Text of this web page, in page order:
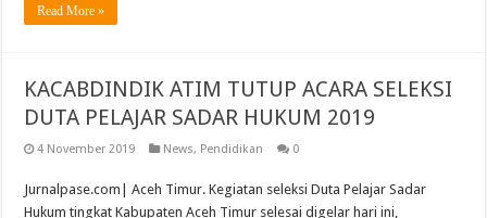
Read More »
KACABDINDIK ATIM TUTUP ACARA SELEKSI
DUTA PELAJAR SADAR HUKUM 2019
4 November 2019 News, Pendidikan 0
Jurnalpase.com| Aceh Timur. Kegiatan seleksi Duta Pelajar Sadar
Hukum tingkat Kabupaten Aceh Timur selesai digelar hari ini,